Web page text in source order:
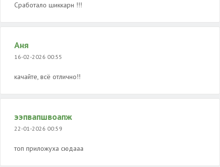
Сработало шиккарн !!!
Аня
16-02-2026 00:55
качайте, всё отлично!!
ээпвапшвоапж
22-01-2026 00:59
топ приложуха сюдааа